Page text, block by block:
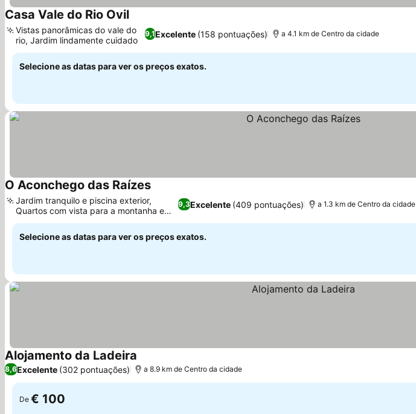
Casa Vale do Rio OvilVer preços
9,1Excelente (158 pontuações)
Vistas panorâmicas do vale do
rio, Jardim lindamente cuidado
a 4.1 km de Centro da cidade
Selecione as datas para ver os preços exatos.
O Aconchego das RaízesVer preços
9,3Excelente (409 pontuações)
Jardim tranquilo e piscina exterior,
Quartos com vista para a montanha e
para a piscina
a 1.3 km de Centro da cidade
Selecione as datas para ver os preços exatos.
Alojamento da LadeiraVer preços
8,6Excelente (302 pontuações) a 8.9 km de Centro da cidade
De € 100